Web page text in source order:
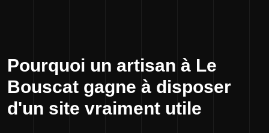
Pourquoi un artisan à Le
Bouscat gagne à disposer
d'un site vraiment utile